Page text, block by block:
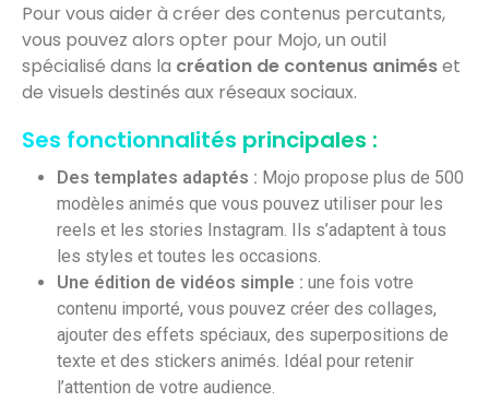
Pour vous aider à créer des contenus percutants,
vous pouvez alors opter pour Mojo, un outil
spécialisé dans la création de contenus animéset
de visuels destinés aux réseaux sociaux.
Ses fonctionnalités principales :
Des templates adaptés : Mojo propose plus de 500
modèles animés que vous pouvez utiliser pour les
reels et les stories Instagram. Ils s’adaptent à tous
les styles et toutes les occasions.
Une édition de vidéos simple : une fois votre
contenu importé, vous pouvez créer des collages,
ajouter des effets spéciaux, des superpositions de
texte et des stickers animés. Idéal pour retenir
l’attention de votre audience.